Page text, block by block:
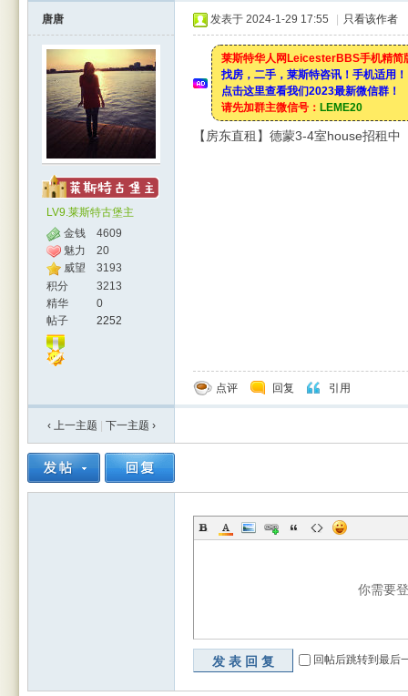
唐唐
LV9.莱斯特古堡主
金钱
4609
魅力
20
威望
3193
积分
3213
精华
0
帖子
2252
发表于 2024-1-29 17:55 只看该作者
莱斯特华人网LeicesterBBS手机精简
找房，二手，莱斯特咨讯！手机适用！
点击这里查看我们2023最新微信群！
请先加群主微信号： LEME20
【房东直租】德蒙3-4室house招租中
点评 回复 引用
‹ 上一主题 下一主题 ›
你需要
发表回复 回帖后跳转到最后